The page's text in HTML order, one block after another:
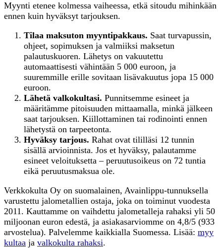
Myynti etenee kolmessa vaiheessa, etkä sitoudu mihinkään
ennen kuin hyväksyt tarjouksen.
Tilaa maksuton myyntipakkaus. Saat turvapussin,
ohjeet, sopimuksen ja valmiiksi maksetun
palautuskuoren. Lähetys on vakuutettu
automaattisesti vähintään 5 000 euroon, ja
suuremmille erille sovitaan lisävakuutus jopa 15 000
euroon.
Lähetä valkokultasi. Punnitsemme esineet ja
määritämme pitoisuuden mittaamalla, minkä jälkeen
saat tarjouksen. Kiillottaminen tai rodinointi ennen
lähetystä on tarpeetonta.
Hyväksy tarjous. Rahat ovat tililläsi 12 tunnin
sisällä arvioinnista. Jos et hyväksy, palautamme
esineet veloituksetta – peruutusoikeus on 72 tuntia
eikä peruutusmaksua ole.
Verkkokulta Oy on suomalainen, Avainlippu-tunnuksella
varustettu jalometallien ostaja, joka on toiminut vuodesta
2011. Kauttamme on vaihdettu jalometalleja rahaksi yli 50
miljoonan euron edestä, ja asiakasarviomme on 4,8/5 (933
arvostelua). Palvelemme kaikkialla Suomessa. Lisää: myy
kultaa ja valkokulta rahaksi.